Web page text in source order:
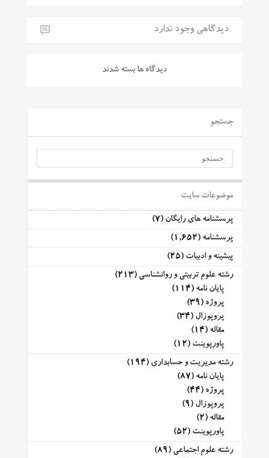
دیدگاهی وجود ندارد
دیدگاه ها بسته شدند
جستجو
موضوعات سایت
پرسشنامه های رایگان (7)
پرسشنامه (1,652)
پیشینه و ادبیات (25)
رشته علوم تربیتی و روانشناسی (213)
پایان نامه (114)
پروژه (39)
پروپوزال (34)
مقاله (14)
پاورپوینت (12)
رشته مدیریت و حسابداری (194)
پایان نامه (87)
پروژه (44)
پروپوزال (9)
مقاله (2)
پاورپوینت (52)
رشته علوم اجتماعی (89)